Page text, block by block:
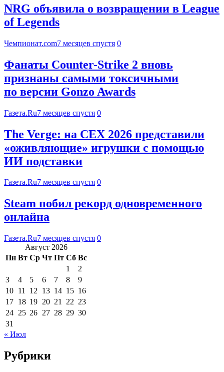
NRG объявила о возвращении в League
of Legends
Чемпионат.com7 месяцев спустя 0
Фанаты Counter-Strike 2 вновь
признаны самыми токсичными
по версии Gonzo Awards
Газета.Ru7 месяцев спустя 0
The Verge: на CEX 2026 представили
«оживляющие» игрушки с помощью
ИИ подставки
Газета.Ru7 месяцев спустя 0
Steam побил рекорд одновременного
онлайна
Газета.Ru7 месяцев спустя 0
Август 2026
Пн Вт Ср Чт Пт Сб Вс
1
2
3
4 5 6 7 8
9
10 11 12 13 14 15 16
17 18 19 20 21 22 23
24 25 26 27 28 29 30
31
« Июл
Рубрики